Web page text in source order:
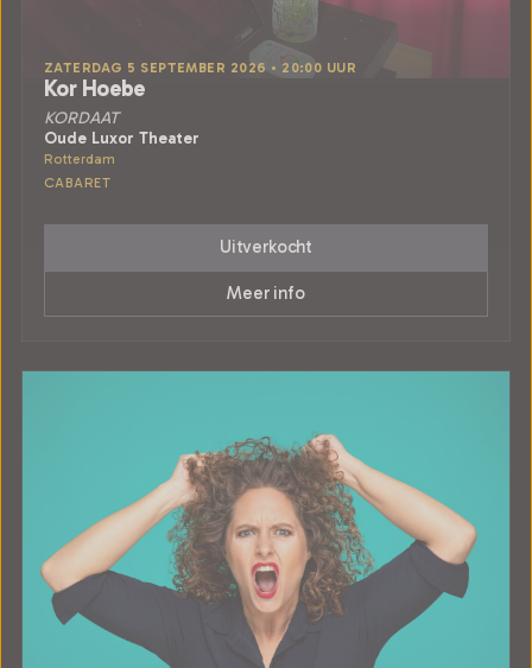
ZATERDAG 5 SEPTEMBER 2026 • 20:00 UUR
Kor Hoebe
KORDAAT
Oude Luxor Theater
Rotterdam
CABARET
Uitverkocht
Meer info